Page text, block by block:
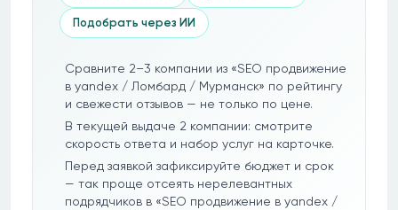
Подобрать через ИИ
Сравните 2–3 компании из «SEO продвижение
в yandex / Ломбард / Мурманск» по рейтингу
и свежести отзывов — не только по цене.
В текущей выдаче 2 компании: смотрите
скорость ответа и набор услуг на карточке.
Перед заявкой зафиксируйте бюджет и срок
— так проще отсеять нерелевантных
подрядчиков в «SEO продвижение в yandex /